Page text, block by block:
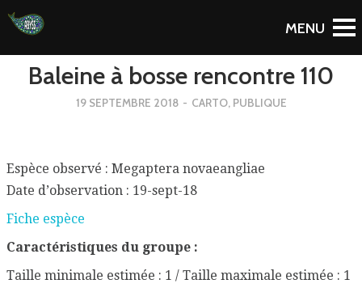
To Blog
Baleine à bosse rencontre 110
19 SEPTEMBRE 2018 - CARTO, PUBLIQUE
Espèce observé : Megaptera novaeangliae
Date d’observation : 19-sept-18
Fiche espèce
Caractéristiques du groupe :
Taille minimale estimée : 1 / Taille maximale estimée : 1